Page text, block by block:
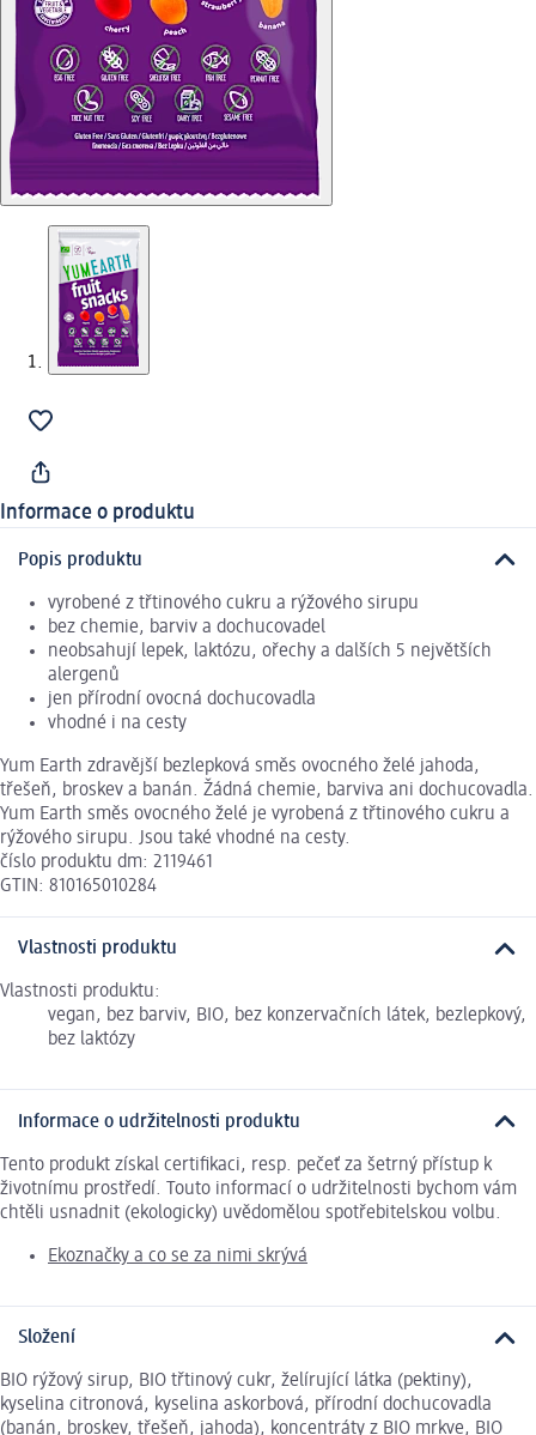
Informace o produktu
Popis produktu
vyrobené z třtinového cukru a rýžového sirupu
bez chemie, barviv a dochucovadel
neobsahují lepek, laktózu, ořechy a dalších 5 největších
alergenů
jen přírodní ovocná dochucovadla
vhodné i na cesty
Yum Earth zdravější bezlepková směs ovocného želé jahoda,
třešeň, broskev a banán. Žádná chemie, barviva ani dochucovadla.
Yum Earth směs ovocného želé je vyrobená z třtinového cukru a
rýžového sirupu. Jsou také vhodné na cesty.
číslo produktu dm: 2119461
GTIN: 810165010284
Vlastnosti produktu
Vlastnosti produktu:
vegan, bez barviv, BIO, bez konzervačních látek, bezlepkový,
bez laktózy
Informace o udržitelnosti produktu
Tento produkt získal certifikaci, resp. pečeť za šetrný přístup k
životnímu prostředí. Touto informací o udržitelnosti bychom vám
chtěli usnadnit (ekologicky) uvědomělou spotřebitelskou volbu.
Ekoznačky a co se za nimi skrývá
Složení
BIO rýžový sirup, BIO třtinový cukr, želírující látka (pektiny),
kyselina citronová, kyselina askorbová, přírodní dochucovadla
(banán, broskev, třešeň, jahoda), koncentráty z BIO mrkve, BIO